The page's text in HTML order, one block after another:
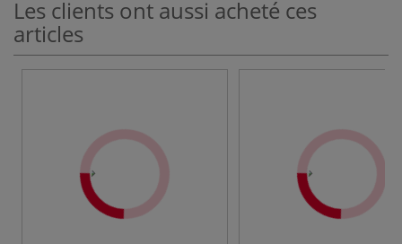
Les clients ont aussi acheté ces
articles